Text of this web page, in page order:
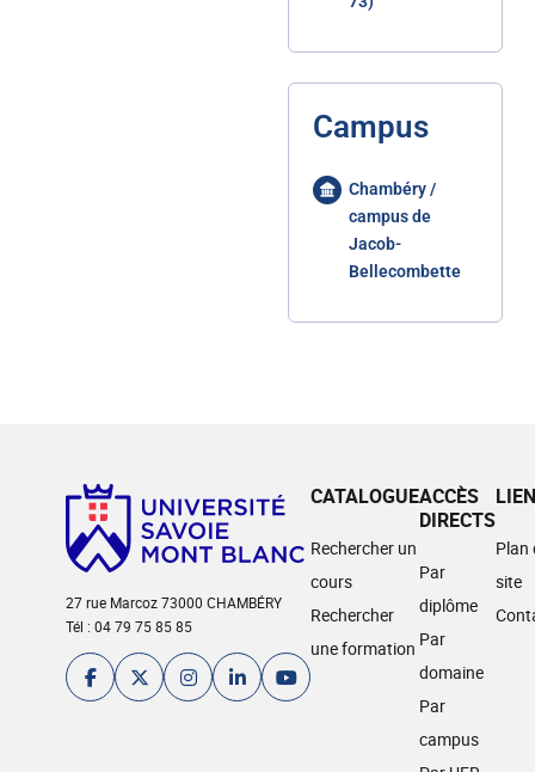
Campus
Chambéry /
campus de
Jacob-
Bellecombette
27 rue Marcoz 73000 CHAMBÉRY
Tél : 04 79 75 85 85
CATALOGUE
Rechercher un
cours
Rechercher
une formation
ACCÈS
DIRECTS
Par
diplôme
Par
domaine
Par
campus
Plan
site